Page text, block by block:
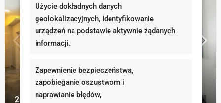
Użycie dokładnych danych
geolokalizacyjnych, Identyfikowanie
urządzeń na podstawie aktywnie żądanych
informacji.
Zapewnienie bezpieczeństwa,
zapobieganie oszustwom i
naprawianie błędów,
2 300 zł